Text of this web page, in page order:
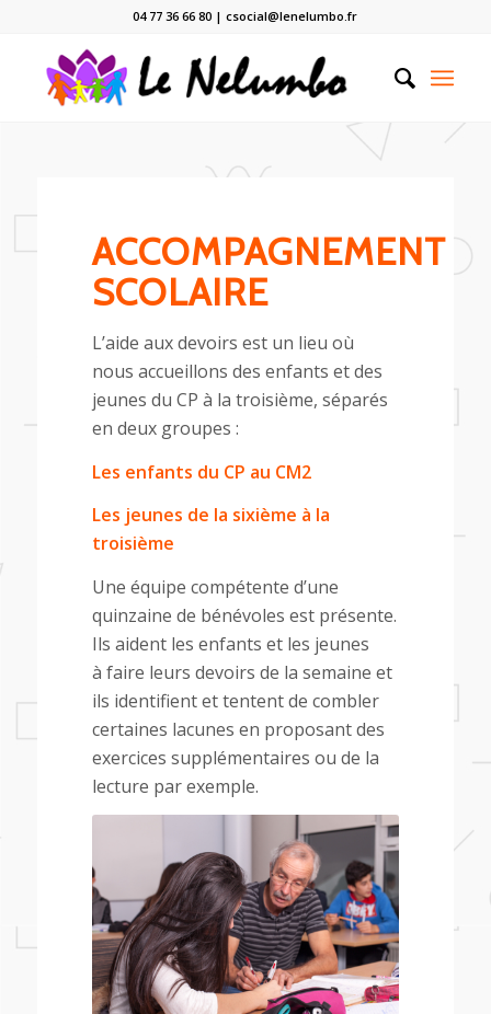
04 77 36 66 80 | csocial@lenelumbo.fr
ACCOMPAGNEMENT
SCOLAIRE
L’aide aux devoirs est un lieu où
nous accueillons des enfants et des
jeunes du CP à la troisième, séparés
en deux groupes :
Les enfants du CP au CM2
Les jeunes de la sixième à la
troisième
Une équipe compétente d’une
quinzaine de bénévoles est présente.
Ils aident les enfants et les jeunes
à faire leurs devoirs de la semaine et
ils identifient et tentent de combler
certaines lacunes en proposant des
exercices supplémentaires ou de la
lecture par exemple.